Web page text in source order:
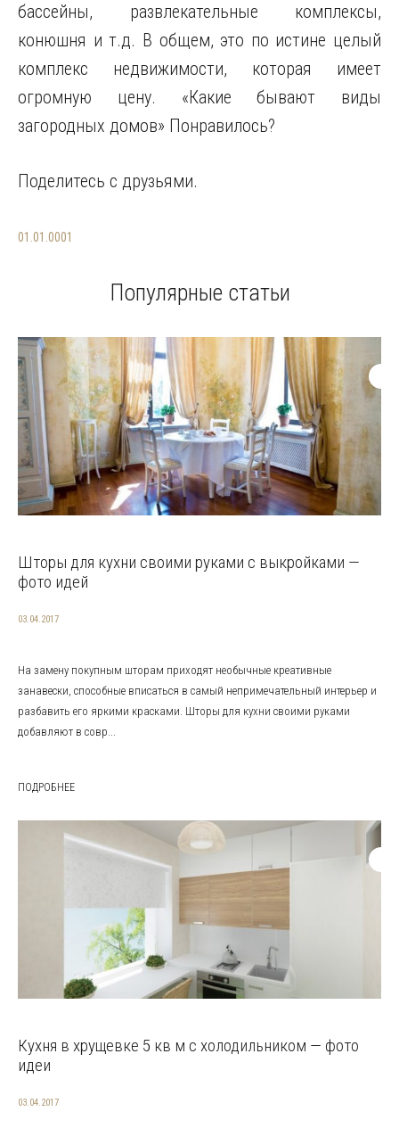
бассейны, развлекательные комплексы,
конюшня и т.д. В общем, это по истине целый
комплекс недвижимости, которая имеет
огромную цену. «Какие бывают виды
загородных домов» Понравилось?
Поделитесь с друзьями.
01.01.0001
Популярные статьи
Шторы для кухни своими руками с выкройками —
фото идей
03.04.2017
На замену покупным шторам приходят необычные креативные
занавески, способные вписаться в самый непримечательный интерьер и
разбавить его яркими красками. Шторы для кухни своими руками
добавляют в совр...
ПОДРОБНЕЕ
Кухня в хрущевке 5 кв м с холодильником — фото
идеи
03.04.2017